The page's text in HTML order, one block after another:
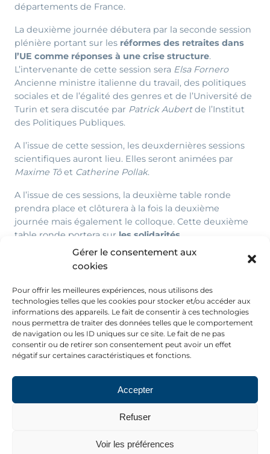
Gérer le consentement aux
cookies
Pour offrir les meilleures expériences, nous utilisons des
technologies telles que les cookies pour stocker et/ou accéder aux
informations des appareils. Le fait de consentir à ces technologies
nous permettra de traiter des données telles que le comportement
de navigation ou les ID uniques sur ce site. Le fait de ne pas
consentir ou de retirer son consentement peut avoir un effet
négatif sur certaines caractéristiques et fonctions.
Accepter
Refuser
Voir les préférences
départements de France.
La deuxième journée débutera par la seconde session
plénière portant sur les réformes des retraites dans
l’UE comme réponses à une crise structure.
L’intervenante de cette session sera Elsa Fornero
Ancienne ministre italienne du travail, des politiques
sociales et de l’égalité des genres et de l’Université de
Turin et sera discutée par Patrick Aubertde l’Institut
des Politiques Publiques.
A l’issue de cette session, les deuxdernières sessions
scientifiques auront lieu. Elles seront animées par
Maxime Tôet Catherine Pollak.
A l’issue de ces sessions, la deuxième table ronde
prendra place et clôturera à la fois la deuxième
journée mais également le colloque. Cette deuxième
table ronde portera sur les solidarités
intergénérationnelles et les politiques publiques les
. Elle sera animée par
Blanchetde l’IPP,Pierre Cheloudko de la Drees,
Yves Cussetdu Haut-commissariat à la Stratégie et au
Plan etAndré Masson du CNRS-PSE et EHESS.
DATE :
9-10 Octobre 2025
15, quai Anatole France 75007 Paris
Accueil (colloque-retraite-vieillissement-